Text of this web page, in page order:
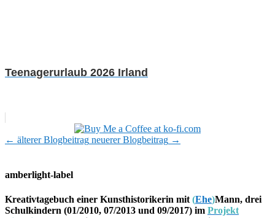
Teenagerurlaub 2026 Irland
← älterer Blogbeitrag neuerer Blogbeitrag →
amberlight-label
Kreativtagebuch einer Kunsthistorikerin mit (Ehe)Mann, drei
Schulkindern (01/2010, 07/2013 und 09/2017) im Projekt